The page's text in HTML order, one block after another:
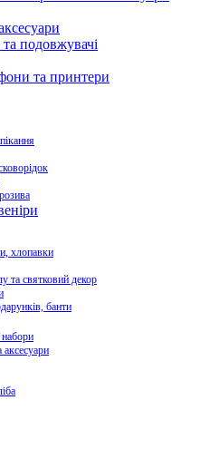
подовжувачі
та принтери
хлопавки
та святковий декор
банти
набори
аксесуари